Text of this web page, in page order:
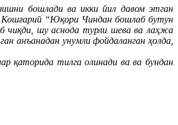
бошлади ва икки йил давом этган
Кошғарий “Юқори Чиндан бошлаб бутун
чиқди, шу аснода турли шева ва лаҳжа
анъанадан унумли фойдаланган ҳолда,
қаторида тилга олинади ва ва бундан